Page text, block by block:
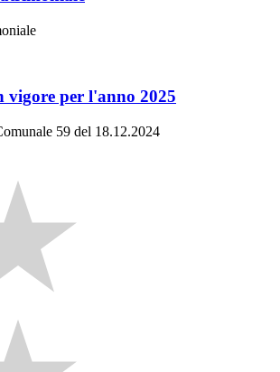
per l'anno 2025
59 del 18.12.2024